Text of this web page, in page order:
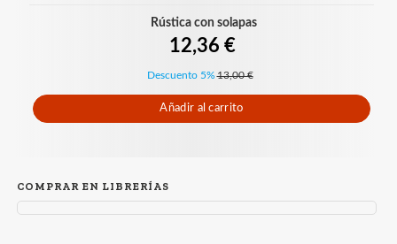
Rústica con solapas
12,36 €
Descuento 5% 13,00 €
Añadir al carrito
COMPRAR EN LIBRERÍAS